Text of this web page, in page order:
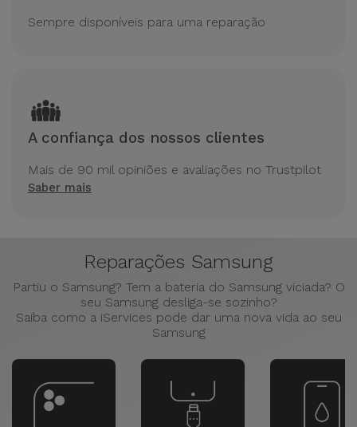
Sempre disponíveis para uma reparação
A confiança dos nossos clientes
Mais de 90 mil opiniões e avaliações no Trustpilot
Saber mais
Reparações Samsung
Partiu o Samsung? Tem a bateria do Samsung viciada? O
seu Samsung desliga-se sozinho?
Saiba como a iServices pode dar uma nova vida ao seu
Samsung